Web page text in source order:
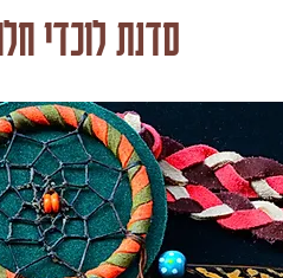
סדנת לוכדי